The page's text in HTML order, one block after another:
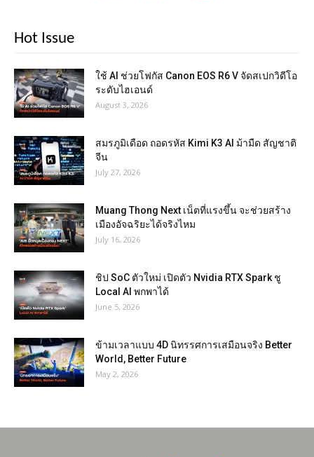
Hot Issue
ใช้ AI ช่วยโฟกัส Canon EOS R6 V จัดสเปกวิดีโอ
ระดับไฮเอนด์
August 3, 2026
สมรภูมิเดือด ถอดรหัส Kimi K3 AI ม้ามืด สัญชาติ
จีน
July 27, 2026
Muang Thong Next เน็ตที่แรงขึ้น จะช่วยสร้าง
เมืองอัจฉริยะได้จริงไหม
July 16, 2026
ชิป SoC ตัวใหม่ เปิดตัว Nvidia RTX Spark ชู
Local AI พกพาได้
June 5, 2026
ข้ามเวลาแบบ 4D นิทรรศการเสมือนจริง Better
World, Better Future
May 2, 2026